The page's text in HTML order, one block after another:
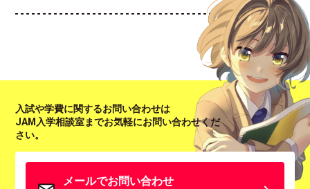
入試や学費に関するお問い合わせは
JAM入学相談室までお気軽にお問い合わせくだ
さい。
メールでお問い合わせ